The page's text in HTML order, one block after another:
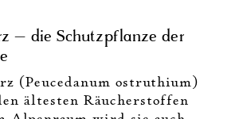
– die Schutzpflanze der
(Peucedanum ostruthium)
ältesten Räucherstoffen